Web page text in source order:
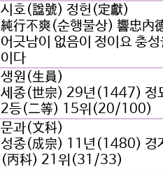
시호(諡號) 정헌(定獻)
純行不爽(순행불상) 響忠內
어긋남이 없음이 정이요 충
이다
생원(生員)
세종(世宗) 29년(1447) 정
2등(二等) 15위(20/100)
문과(文科)
성종(成宗) 11년(1480) 경
(丙科) 21위(31/33)